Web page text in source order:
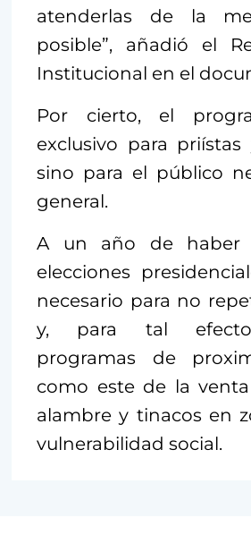
atenderlas de la
posible”, añadió el
Institucional en el
Por cierto, el
exclusivo para priístas
sino para el público
general.
A un año de haber
elecciones
necesario para no
y, para tal
programas de
como este de la
alambre y tinacos en
vulnerabilidad social.